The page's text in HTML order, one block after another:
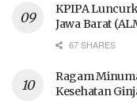
KPIPA
Jawa Barat
67 SHARES
Ragam
Kesehatan